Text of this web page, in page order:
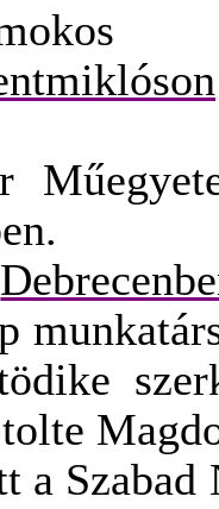
a